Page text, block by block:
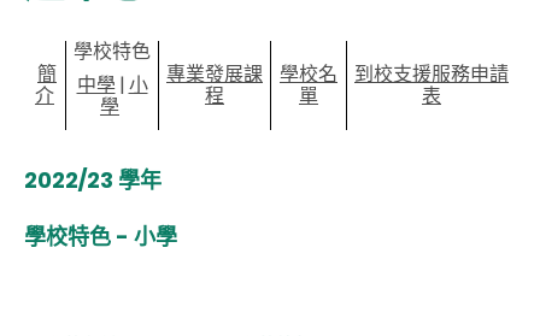
簡
介
學校特色
中學|小
學
專業發展課
程
學校名
單
到校支援服務申請
表
2022/23 學年
學校特色 - 小學